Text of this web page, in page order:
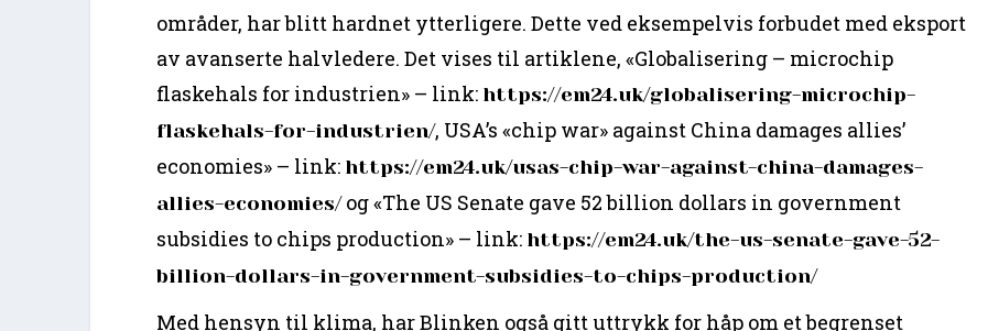
områder, har blitt hardnet ytterligere. Dette ved eksempelvis forbudet med eksport
av avanserte halvledere. Det vises til artiklene, «Globalisering – microchip
flaskehals for industrien» – link: https://em24.uk/globalisering-microchip-
flaskehals-for-industrien/, USA’s «chip war» against China damages allies’
economies» – link: https://em24.uk/usas-chip-war-against-china-damages-
allies-economies/og «The US Senate gave 52 billion dollars in government
subsidies to chips production» – link: https://em24.uk/the-us-senate-gave-52-
billion-dollars-in-government-subsidies-to-chips-production/
Med hensyn til klima, har Blinken også gitt uttrykk for håp om et begrenset